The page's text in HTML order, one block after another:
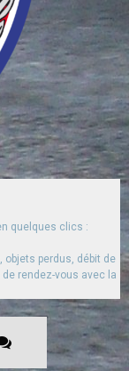
quelques clics :
perdus, débit de
rendez-vous avec la